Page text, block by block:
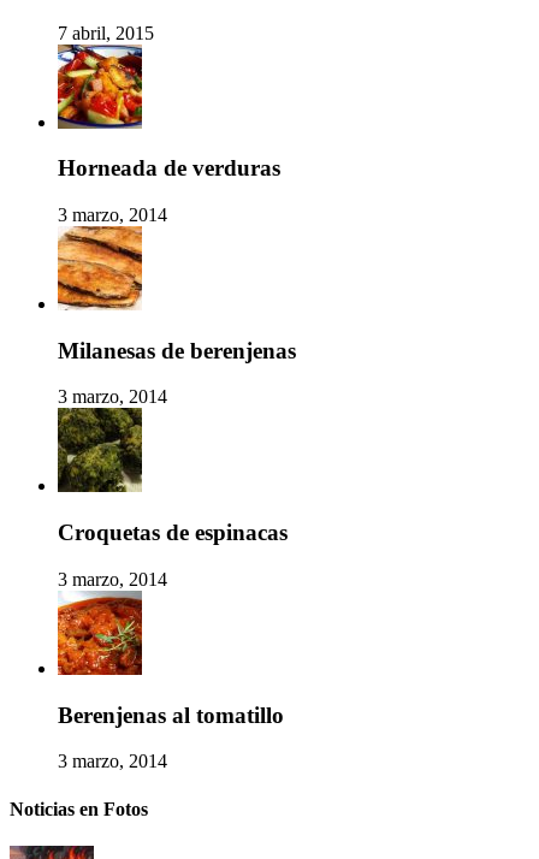
7 abril, 2015
Horneada de verduras
3 marzo, 2014
Milanesas de berenjenas
3 marzo, 2014
Croquetas de espinacas
3 marzo, 2014
Berenjenas al tomatillo
3 marzo, 2014
Noticias en Fotos